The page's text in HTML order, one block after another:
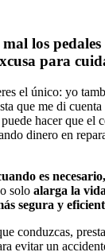
los pedales
para
el único: yo
que me di
hacer que el
dinero en
es
solo alarga la
segura y
conduzcas,
evitar un